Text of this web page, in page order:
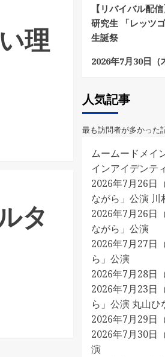
理
タ
【リバイバル配
研究生 「レッツ
生誕祭
2026年7月30日
人気記事
最も訪問者が多かった
ムームードメイ
インアイデンテ
2026年7月26日
ながら」公演 川
2026年7月26日
ながら」公演
2026年7月27日
ら」公演
2026年7月28日
2026年7月23日
ら」公演 丸山ひ
2026年7月29日
2026年7月30日
演